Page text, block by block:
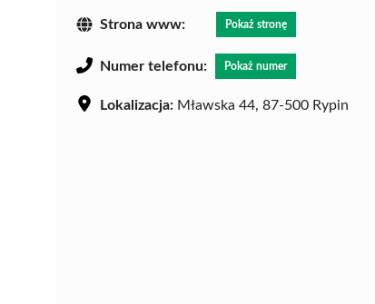
Strona www: Pokaż stronę
Numer telefonu: Pokaż numer
Lokalizacja: Mławska 44, 87-500 Rypin